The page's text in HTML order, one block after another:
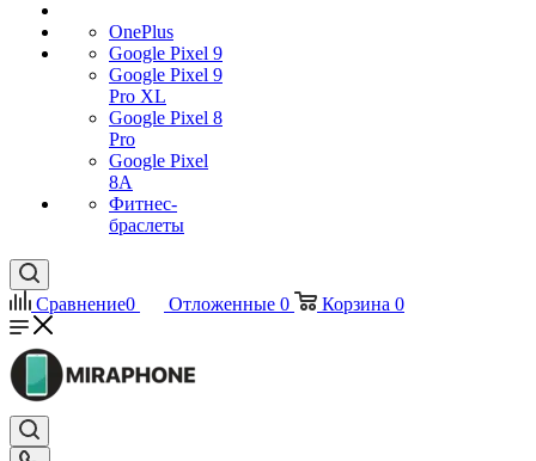
OnePlus
Google Pixel 9
Google Pixel 9
Pro XL
Google Pixel 8
Pro
Google Pixel
8A
Фитнес-
браслеты
Сравнение0 Отложенные 0 Корзина 0